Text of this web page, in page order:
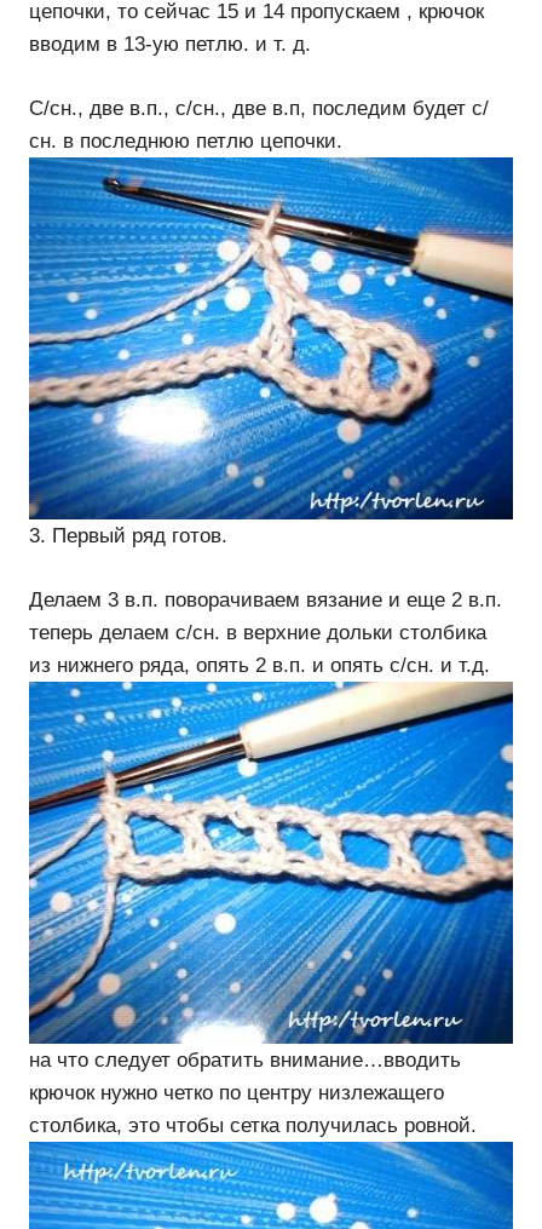
цепочки, то сейчас 15 и 14 пропускаем , крючок
вводим в 13-ую петлю. и т. д.
С/сн., две в.п., с/сн., две в.п, последим будет с/
сн. в последнюю петлю цепочки.
3. Первый ряд готов.
Делаем 3 в.п. поворачиваем вязание и еще 2 в.п.
теперь делаем с/сн. в верхние дольки столбика
из нижнего ряда, опять 2 в.п. и опять с/сн. и т.д.
на что следует обратить внимание…вводить
крючок нужно четко по центру низлежащего
столбика, это чтобы сетка получилась ровной.